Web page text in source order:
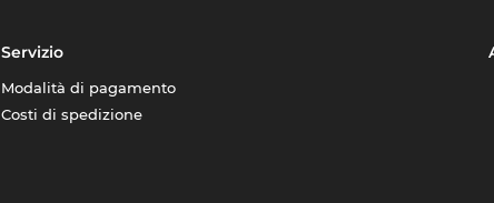
Servizio
Modalità di pagamento
Costi di spedizione